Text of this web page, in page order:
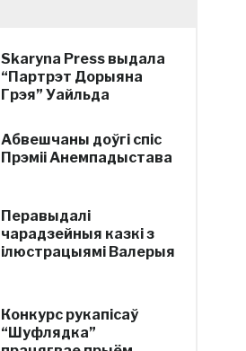
Skaryna Press выдала
“Партрэт Дорыяна
Грэя” Уайльда
Абвешчаны доўгі спіс
Прэміі Анемпадыстава
Перавыдалі
чарадзейныя казкі з
ілюстрацыямі Валерыя
Конкурс рукапісаў
“Шуфлядка”